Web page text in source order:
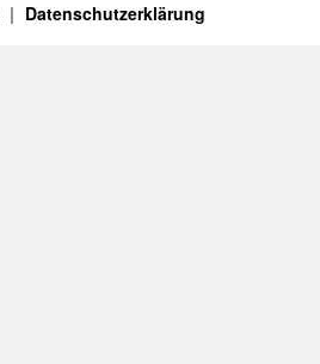
Datenschutzerklärung